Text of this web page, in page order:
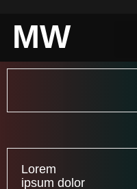
MW
Lorem
ipsum dolor